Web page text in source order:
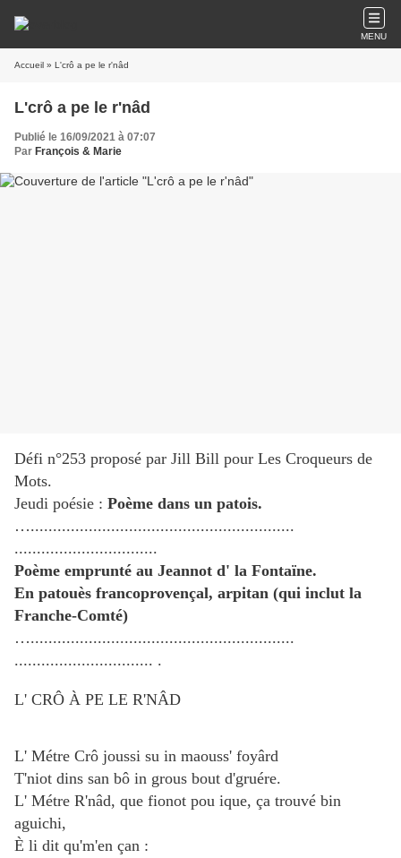
MENU
Accueil » L'crô a pe le r'nâd
L'crô a pe le r'nâd
Publié le 16/09/2021 à 07:07
Par François & Marie
Défi n°253 proposé par Jill Bill pour Les Croqueurs de
Mots.
Jeudi poésie : Poème dans un patois.
…...........................................................
................................
Poème emprunté au Jeannot d' la Fontaïne.
En patouès francoprovençal, arpitan (qui inclut la
Franche-Comté)
…...........................................................
............................... .
L' CRÔ À PE LE R'NÂD
L' Métre Crô joussi su in maouss' foyârd
T'niot dins san bô in grous bout d'gruére.
L' Métre R'nâd, que fionot pou ique, ça trouvé bin
aguichi,
È li dit qu'm'en çan :